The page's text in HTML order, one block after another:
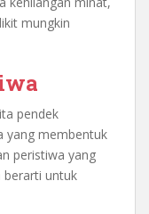
mungkin
pendek
yang membentuk
peristiwa yang
berarti untuk